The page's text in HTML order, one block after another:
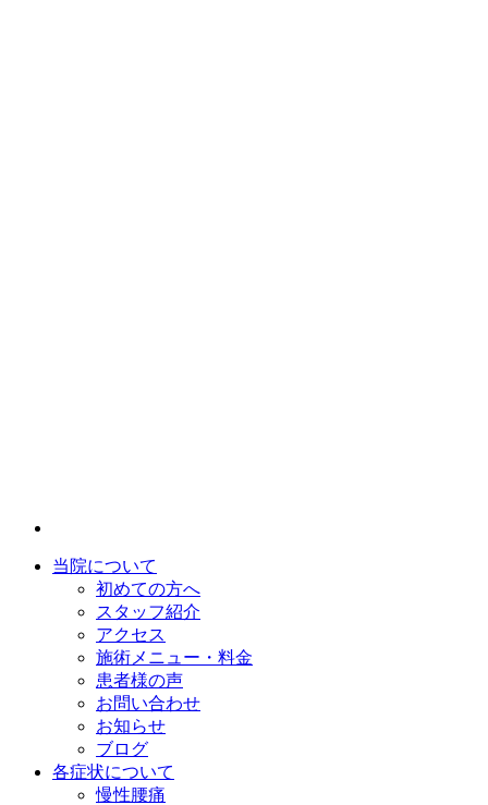
当院について
初めての方へ
スタッフ紹介
アクセス
施術メニュー・料金
患者様の声
お問い合わせ
お知らせ
ブログ
各症状について
慢性腰痛